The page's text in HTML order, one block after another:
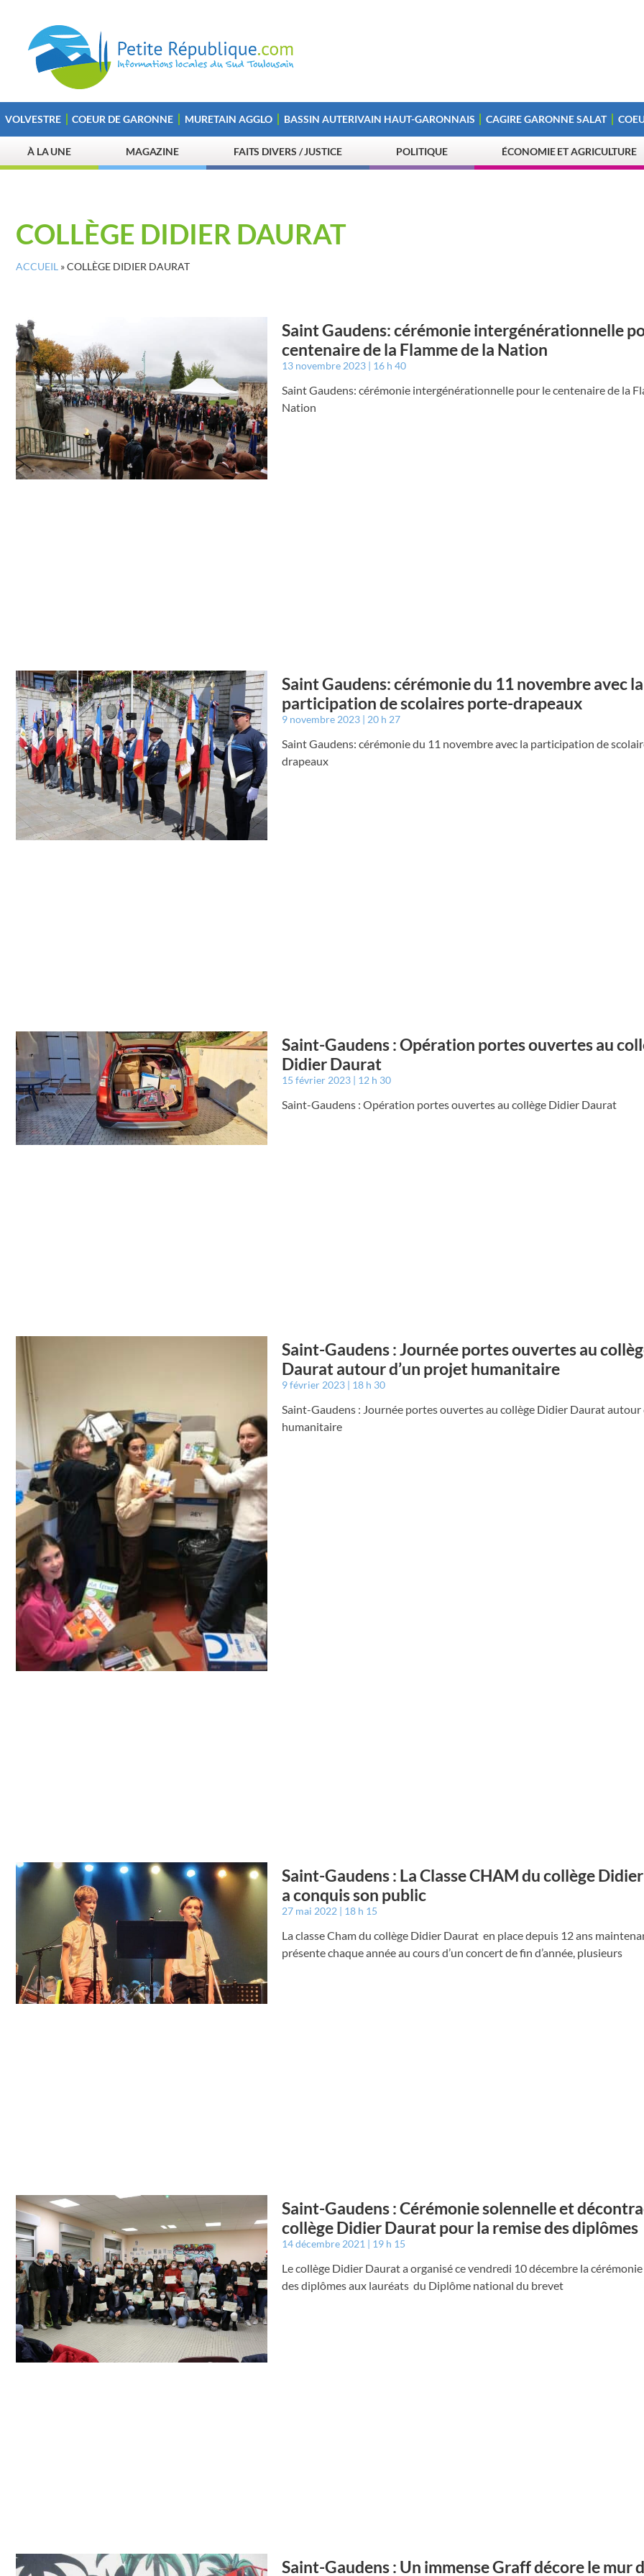
VOLVESTRE COEUR DE GARONNE MURETAIN AGGLO BASSIN AUTERIVAIN HAUT-GARONNAIS CAGIRE GARONNE SALAT
À LA UNE MAGAZINE FAITS DIVERS / JUSTICE POLITIQUE ÉCONOMIE ET AGRICULTURE
COLLÈGE DIDIER DAURAT
ACCUEIL »COLLÈGE DIDIER DAURAT
Saint Gaudens: cérémonie intergénérationnelle
centenaire de la Flamme de la Nation
13 novembre 2023 16 h 40
Saint Gaudens: cérémonie intergénérationnelle pour le centenaire de la
Nation
Saint Gaudens: cérémonie du 11 novembre avec la
participation de scolaires porte-drapeaux
9 novembre 2023 20 h 27
Saint Gaudens: cérémonie du 11 novembre avec la participation de
drapeaux
Saint-Gaudens : Opération portes ouvertes au
Didier Daurat
15 février 2023 12 h 30
Saint-Gaudens : Opération portes ouvertes au collège Didier Daurat
Saint-Gaudens : Journée portes ouvertes au
Daurat autour d’un projet humanitaire
9 février 2023 18 h 30
Saint-Gaudens : Journée portes ouvertes au collège Didier Daurat autour
humanitaire
Saint-Gaudens : La Classe CHAM du collège
a conquis son public
27 mai 2022 18 h 15
La classe Cham du collège Didier Daurat en place depuis 12 ans
présente chaque année au cours d’un concert de fin d’année, plusieurs
Saint-Gaudens : Cérémonie solennelle et
collège Didier Daurat pour la remise des diplômes
14 décembre 2021 19 h 15
Le collège Didier Daurat a organisé ce vendredi 10 décembre la
des diplômes aux lauréats du Diplôme national du brevet
Saint-Gaudens : Un immense Graff décore le mur